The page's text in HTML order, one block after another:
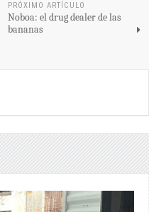
PRÓXIMO ARTÍCULO
Noboa: el drug dealer de las
bananas